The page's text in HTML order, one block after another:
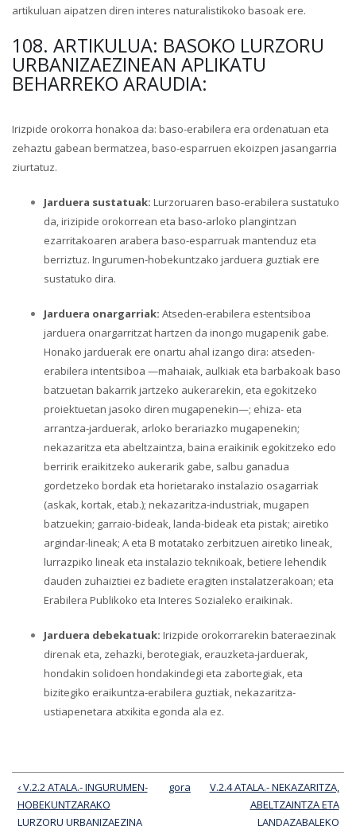
artikuluan aipatzen diren interes naturalistikoko basoak ere.
108. ARTIKULUA: BASOKO LURZORU
URBANIZAEZINEAN APLIKATU
BEHARREKO ARAUDIA:
Irizpide orokorra honakoa da: baso-erabilera era ordenatuan eta
zehaztu gabean bermatzea, baso-esparruen ekoizpen jasangarria
ziurtatuz.
Jarduera sustatuak: Lurzoruaren baso-erabilera sustatuko
da, irizipide orokorrean eta baso-arloko plangintzan
ezarritakoaren arabera baso-esparruak mantenduz eta
berriztuz. Ingurumen-hobekuntzako jarduera guztiak ere
sustatuko dira.
Jarduera onargarriak: Atseden-erabilera estentsiboa
jarduera onargarritzat hartzen da inongo mugapenik gabe.
Honako jarduerak ere onartu ahal izango dira: atseden-
erabilera intentsiboa —mahaiak, aulkiak eta barbakoak baso
batzuetan bakarrik jartzeko aukerarekin, eta egokitzeko
proiektuetan jasoko diren mugapenekin—; ehiza- eta
arrantza-jarduerak, arloko berariazko mugapenekin;
nekazaritza eta abeltzaintza, baina eraikinik egokitzeko edo
berririk eraikitzeko aukerarik gabe, salbu ganadua
gordetzeko bordak eta horietarako instalazio osagarriak
(askak, kortak, etab.); nekazaritza-industriak, mugapen
batzuekin; garraio-bideak, landa-bideak eta pistak; airetiko
argindar-lineak; A eta B motatako zerbitzuen airetiko lineak,
lurrazpiko lineak eta instalazio teknikoak, betiere lehendik
dauden zuhaiztiei ez badiete eragiten instalatzerakoan; eta
Erabilera Publikoko eta Interes Sozialeko eraikinak.
Jarduera debekatuak: Irizpide orokorrarekin bateraezinak
direnak eta, zehazki, berotegiak, erauzketa-jarduerak,
hondakin solidoen hondakindegi eta zabortegiak, eta
bizitegiko eraikuntza-erabilera guztiak, nekazaritza-
ustiapenetara atxikita egonda ala ez.
‹ V.2.2 ATALA.- INGURUMEN-
HOBEKUNTZARAKO
LURZORU URBANIZAEZINA
gora
V.2.4 ATALA.- NEKAZARITZA,
ABELTZAINTZA ETA
LANDAZABALEKO